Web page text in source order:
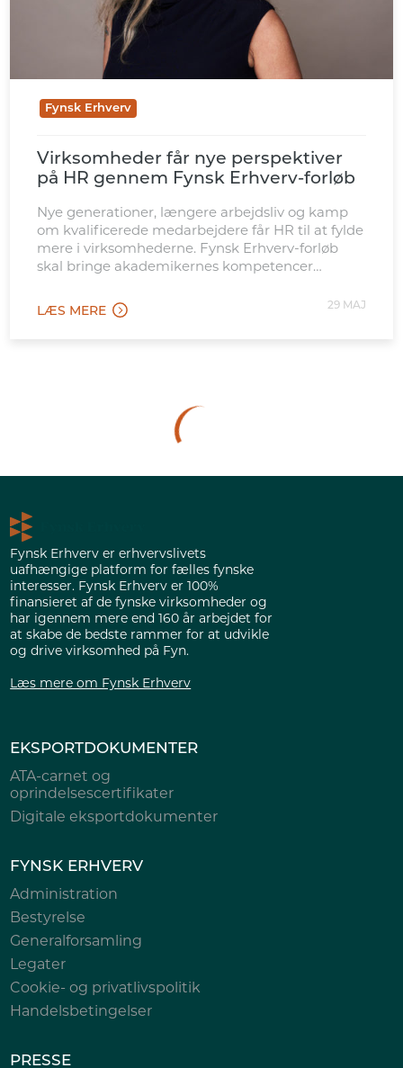
Fynsk Erhverv
Virksomheder får nye perspektiver
på HR gennem Fynsk Erhverv-forløb
Nye generationer, længere arbejdsliv og kamp
om kvalificerede medarbejdere får HR til at fylde
mere i virksomhederne. Fynsk Erhverv-forløb
skal bringe akademikernes kompetencer
LÆS MERE 29 MAJ
Fynsk Erhverv er erhvervslivets
uafhængige platform for fælles fynske
interesser. Fynsk Erhverv er 100%
finansieret af de fynske virksomheder og
har igennem mere end 160 år arbejdet for
at skabe de bedste rammer for at udvikle
og drive virksomhed på Fyn.
Læs mere om Fynsk Erhverv
EKSPORTDOKUMENTER
ATA-carnet og
oprindelsescertifikater
Digitale eksportdokumenter
FYNSK ERHVERV
Administration
Bestyrelse
Generalforsamling
Legater
Cookie- og privatlivspolitik
Handelsbetingelser
PRESSE